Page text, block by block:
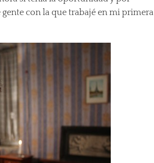
con la que trabajé en mi primera